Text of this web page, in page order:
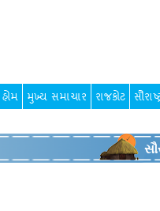
હોમ મુખ્ય સમાચાર રાજકોટ